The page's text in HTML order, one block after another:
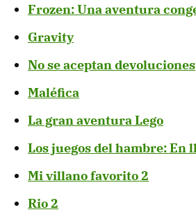
Frozen: Una aventura
Gravity
No se aceptan devoluciones
Maléfica
La gran aventura Lego
Los juegos del hambre: En
Mi villano favorito 2
Rio 2